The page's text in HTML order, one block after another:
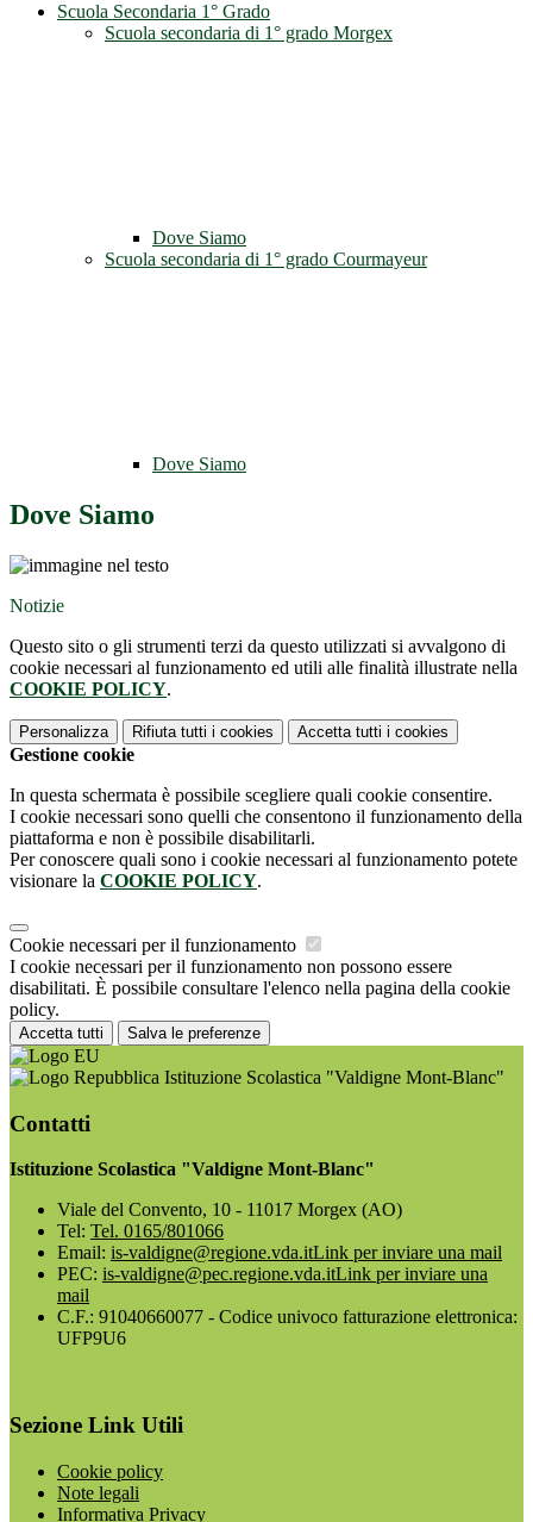
Scuola Secondaria 1° Grado
Scuola secondaria di 1° grado Morgex
Dove Siamo
Scuola secondaria di 1° grado Courmayeur
Dove Siamo
Dove Siamo
Notizie
Questo sito o gli strumenti terzi da questo utilizzati si avvalgono di
cookie necessari al funzionamento ed utili alle finalità illustrate nella
COOKIE POLICY.
Personalizza Rifiuta tutti i cookies Accetta tutti i cookies
Gestione cookie
In questa schermata è possibile scegliere quali cookie consentire.
I cookie necessari sono quelli che consentono il funzionamento della
piattaforma e non è possibile disabilitarli.
Per conoscere quali sono i cookie necessari al funzionamento potete
visionare la COOKIE POLICY.
Cookie necessari per il funzionamento
I cookie necessari per il funzionamento non possono essere
disabilitati. È possibile consultare l'elenco nella pagina della cookie
policy.
Accetta tutti Salva le preferenze
Istituzione Scolastica "Valdigne Mont-Blanc"
Contatti
Istituzione Scolastica "Valdigne Mont-Blanc"
Viale del Convento, 10 - 11017 Morgex (AO)
Tel: Tel. 0165/801066
Email: is-valdigne@regione.vda.itLink per inviare una mail
PEC: is-valdigne@pec.regione.vda.itLink per inviare una
mail
C.F.: 91040660077 - Codice univoco fatturazione elettronica:
UFP9U6
Sezione Link Utili
Cookie policy
Note legali
Informativa Privacy